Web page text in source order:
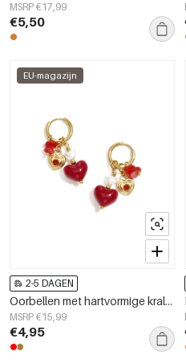
MSRP €17,99
€5,50
EU-magazijn
2-5 DAGEN
Oorbellen met hartvormige kralen van roestvrij staal, casual en dagelijks gebruik, damessieraden
MSRP €15,99
€4,95